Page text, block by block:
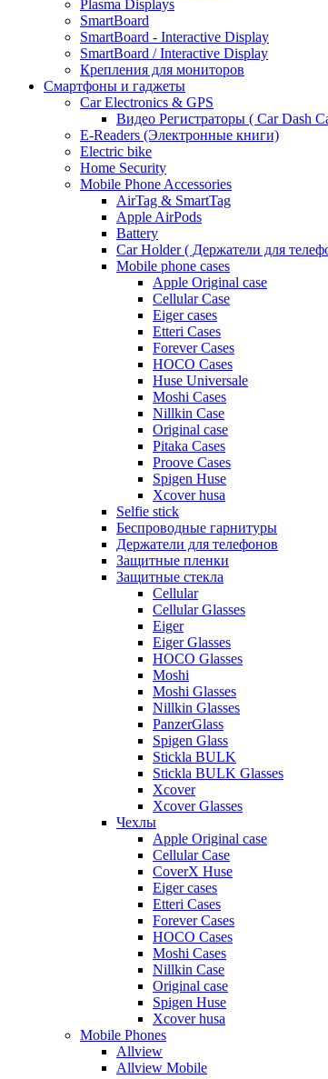
Plasma Displays
SmartBoard
SmartBoard - Interactive Display
SmartBoard / Interactive Display
Крепления для мониторов
Смартфоны и гаджеты
Car Electronics & GPS
Видео Регистраторы ( Car Dash
E-Readers (Электронные книги)
Electric bike
Home Security
Mobile Phone Accessories
AirTag & SmartTag
Apple AirPods
Battery
Car Holder ( Держатели для
Mobile phone cases
Apple Original case
Cellular Case
Eiger cases
Etteri Cases
Forever Cases
HOCO Cases
Huse Universale
Moshi Cases
Nillkin Case
Original case
Pitaka Cases
Proove Cases
Spigen Huse
Xcover husa
Selfie stick
Беспроводные гарнитуры
Держатели для телефонов
Защитные пленки
Защитные стекла
Cellular
Cellular Glasses
Eiger
Eiger Glasses
HOCO Glasses
Moshi
Moshi Glasses
Nillkin Glasses
PanzerGlass
Spigen Glass
Stickla BULK
Stickla BULK Glasses
Xcover
Xcover Glasses
Чехлы
Apple Original case
Cellular Case
CoverX Huse
Eiger cases
Etteri Cases
Forever Cases
HOCO Cases
Moshi Cases
Nillkin Case
Original case
Spigen Huse
Xcover husa
Mobile Phones
Allview
Allview Mobile